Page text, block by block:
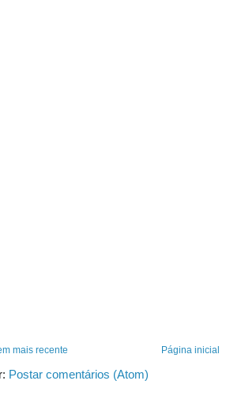
mais recente Página inicial
Postar comentários (Atom)